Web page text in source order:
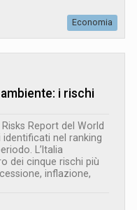
Economia
i rischi
Report del World
nel ranking
L’Italia
dei cinque rischi più
inflazione,